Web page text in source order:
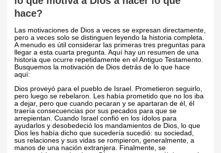
hace?
Las motivaciones de Dios a veces se expresan directamente,
pero a veces solo se distinguen leyendo la historia completa.
A menudo es útil considerar las primeras tres preguntas para
llegar a esta cuarta pregunta. Aquí hay un resumen de una
historia que ocurre repetidamente en el Antiguo Testamento.
Busquemos la motivación de Dios detrás de lo que hace
aquí:
Dios proveyó para el pueblo de Israel. Prometieron seguirlo,
pero luego se rebelaron. Les había prometido que no los iba
a dejar, pero que cuando pecaran y se apartaran de él, él
traería consecuencias por sus pecados para que se
arrepientan. Cuando Israel confió en los ídolos para
ayudarlos y desobedeció los mandamientos de Dios, lo que
Dios les había dicho que sucedería sucedió: su sociedad,
sus relaciones y sus vidas se rompieron, generalmente, a
manos de una nación extranjera. Finalmente, se